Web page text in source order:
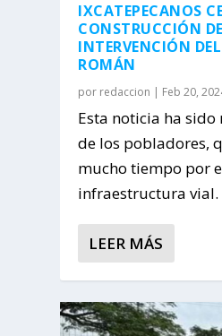
IXCATEPECANOS
CONSTRUCCIÓN
INTERVENCIÓN
ROMÁN
por redaccion | Feb 20,
Esta noticia ha
de los pobladores,
mucho tiempo por
infraestructura vial.
LEER MÁS